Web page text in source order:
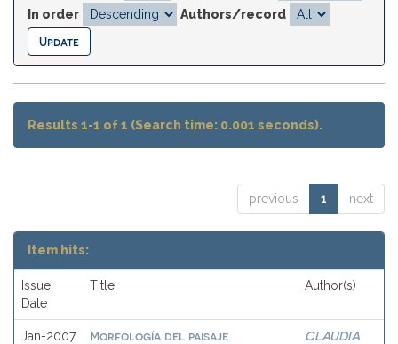
In order
Authors/record
Results 1-1 of 1 (Search time: 0.001 seconds).
previous 1 next
Item hits:
Issue
Date
Title Author(s)
Jan-2007
Morfología del paisaje
CLAUDIA